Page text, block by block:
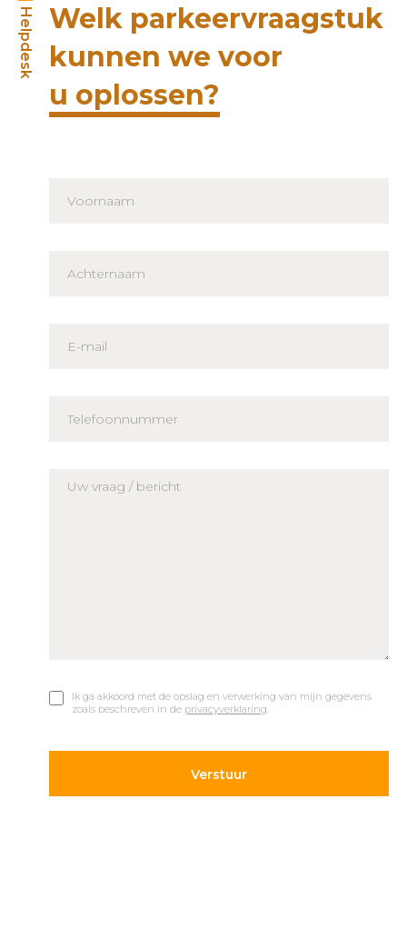
Helpdesk Welk parkeervraagstuk
kunnen we voor
u oplossen?
Ik ga akkoord met de opslag en verwerking van mijn gegevens
zoals beschreven in de privacyverklaring.